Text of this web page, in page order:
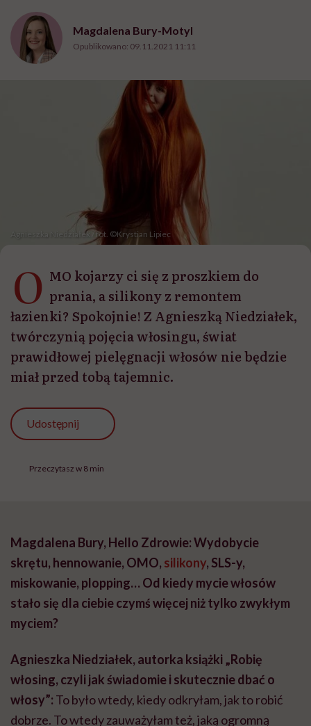
Magdalena Bury-Motyl
Opublikowano: 09.11.2021 11:11
Agnieszka Niedziałek / fot. ©Krystian Lipiec
O MO kojarzy ci się z proszkiem do
prania, a silikony z remontem
łazienki? Spokojnie! Z Agnieszką Niedziałek,
twórczynią pojęcia włosingu, świat
prawidłowej pielęgnacji włosów nie będzie
miał przed tobą tajemnic.
Udostępnij
Przeczytasz w 8 min
Magdalena Bury, Hello Zdrowie: Wydobycie
skrętu, hennowanie, OMO, silikony, SLS-y,
miskowanie, plopping… Od kiedy mycie włosów
stało się dla ciebie czymś więcej niż tylko zwykłym
myciem?
Agnieszka Niedziałek, autorka książki „Robię
włosing, czyli jak świadomie i skutecznie dbać o
włosy”: To było wtedy, kiedy odkryłam, jak to robić
dobrze. To wtedy zauważyłam też, jaką ogromną